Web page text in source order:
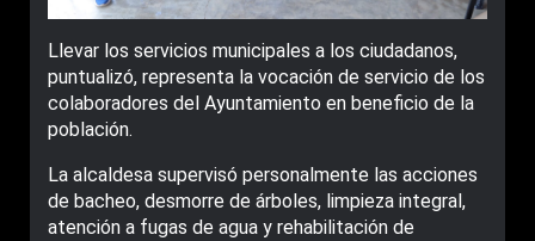
Llevar los servicios municipales a los ciudadanos,
puntualizó, representa la vocación de servicio de los
colaboradores del Ayuntamiento en beneficio de la
población.
La alcaldesa supervisó personalmente las acciones
de bacheo, desmorre de árboles, limpieza integral,
atención a fugas de agua y rehabilitación de